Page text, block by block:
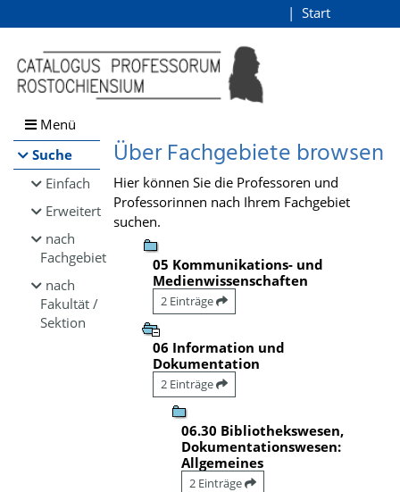
Browsen
direkt zum Inhalt
Start
Menü
Suche
Einfach
Erweitert
nach
Fachgebiet
nach
Fakultät /
Sektion
Über Fachgebiete browsen
Hier können Sie die Professoren und
Professorinnen nach Ihrem Fachgebiet
suchen.
05 Kommunikations- und
Medienwissenschaften
2 Einträge
06 Information und
Dokumentation
2 Einträge
06.30 Bibliothekswesen,
Dokumentationswesen:
Allgemeines
2 Einträge